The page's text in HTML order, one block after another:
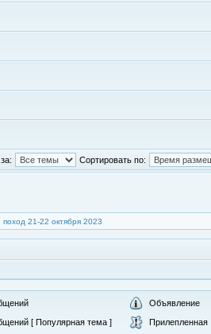
Сортировать по:
21-22 октября 2023
Объявление
[ Популярная тема ] Прилепленная